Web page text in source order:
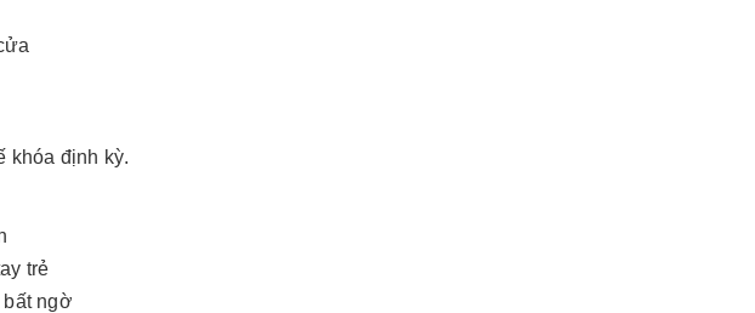
khóa định kỳ.
trẻ
bất ngờ